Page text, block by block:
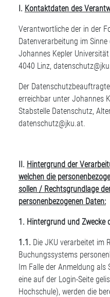
I. Kontaktdaten des
Verantwortliche der in der
Datenverarbeitung im
Johannes Kepler
4040 Linz,
Der
erreichbar unter Johannes
Stabstelle Datenschutz,
datenschutz@jku.at.
II. Hintergrund der
welchen die
sollen / Rechtsgrundlage
personenbezogenen Daten:
1. Hintergrund und Zwecke
1.1. Die JKU verarbeitet im
Buchungssystems
Im Falle der Anmeldung
eine auf der Login-Seite
Hochschule), werden die